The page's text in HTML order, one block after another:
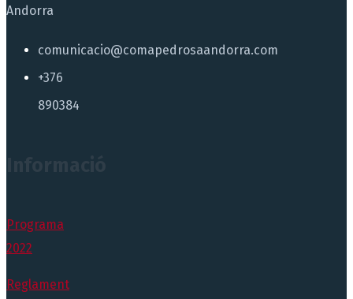
Andorra
comunicacio@comapedrosaandorra.com
+376
890384
Programa
2022
Reglament